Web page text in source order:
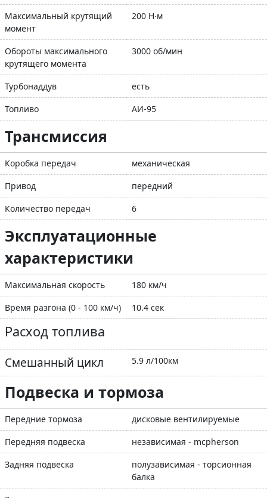
Максимальный крутящий
момент
200 Н∙м
Обороты максимального
крутящего момента
3000 об/мин
Турбонаддув
есть
Топливо
АИ-95
Трансмиссия
Коробка передач
механическая
Привод
передний
Количество передач
6
Эксплуатационные
характеристики
Максимальная скорость
180 км/ч
Время разгона (0 - 100 км/ч)
10.4 сек
Расход топлива
Смешанный цикл 5.9 л/100км
Подвеска и тормоза
Передние тормоза
дисковые вентилируемые
Передняя подвеска
независимая - mcpherson
Задняя подвеска
полузависимая - торсионная
балка